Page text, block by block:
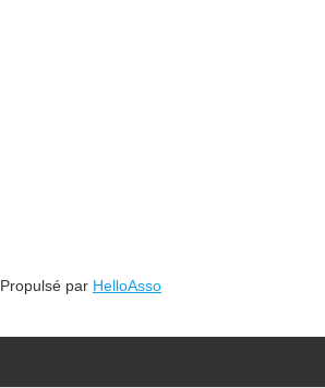
Propulsé par HelloAsso